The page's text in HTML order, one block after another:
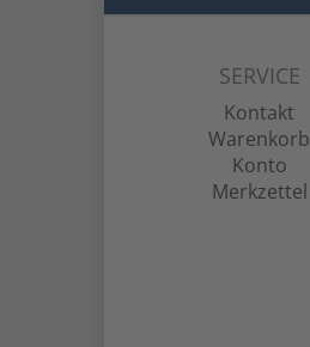
SERVICE
Kontakt
Warenkorb
Konto
Merkzettel